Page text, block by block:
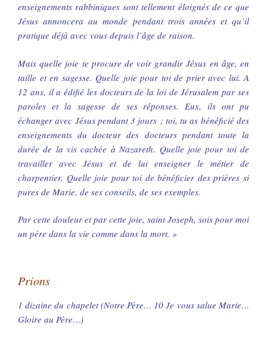
enseignements rabbiniques sont tellement éloignés de ce que
Jésus annoncera au monde pendant trois années et qu’il
pratique déjà avec vous depuis l’âge de raison.
Mais quelle joie te procure de voir grandir Jésus en âge, en
taille et en sagesse. Quelle joie pour toi de prier avec lui. A
12 ans, il a édifié les docteurs de la loi de Jérusalem par ses
paroles et la sagesse de ses réponses. Eux, ils ont pu
échanger avec Jésus pendant 3 jours ; toi, tu as bénéficié des
enseignements du docteur des docteurs pendant toute la
durée de la vis cachée à Nazareth. Quelle joie pour toi de
travailler avec Jésus et de lui enseigner le métier de
charpentier. Quelle joie pour toi de bénéficier des prières si
pures de Marie, de ses conseils, de ses exemples.
Par cette douleur et par cette joie, saint Joseph, sois pour moi
un père dans la vie comme dans la mort. »
Prions
1 dizaine du chapelet (Notre Père… 10 Je vous salue Marie…
Gloire au Père…)